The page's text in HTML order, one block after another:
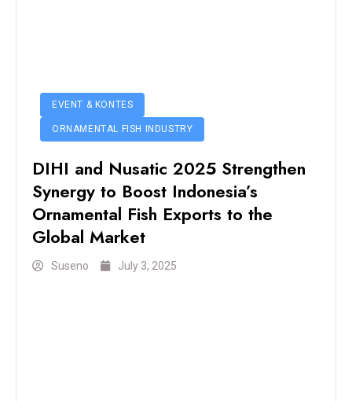
EVENT & KONTES
ORNAMENTAL FISH INDUSTRY
DIHI and Nusatic 2025 Strengthen
Synergy to Boost Indonesia’s
Ornamental Fish Exports to the
Global Market
Suseno July 3, 2025